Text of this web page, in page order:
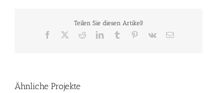
Teilen Sie diesen Artikel!
Facebook RedditLinkedInTumblr Pinterest
Vk
E-
Ähnliche Projekte